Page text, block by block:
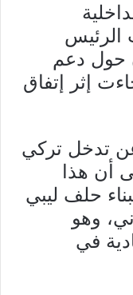
الرئيس
حول دعم
إثر إتفاق
عن تدخل تركي
أن هذا
حلف ليبي
وهو
في